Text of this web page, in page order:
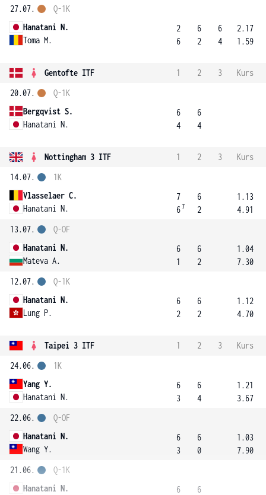
27.07.
Hanatani N.
Toma M.
Q-1K
2
6
6
2
6
4
2.17
1.59
Gentofte ITF 1 2 3
Kurs
20.07.
Bergqvist S.
Hanatani N.
Q-1K
6
4
6
4
Nottingham 3 ITF 1 2 3
Kurs
14.07.
Vlasselaer C.
Hanatani N.
1K
7
67
6
2
1.13
4.91
13.07.
Hanatani N.
Mateva A.
Q-OF
6
1
6
2
1.04
7.30
12.07.
Hanatani N.
Lung P.
Q-1K
6
2
6
2
1.12
4.70
Taipei 3 ITF 1 2 3
Kurs
24.06.
Yang Y.
Hanatani N.
1K
6
3
6
4
1.21
3.67
22.06.
Hanatani N.
Wang Y.
Q-OF
6
3
6
0
1.03
7.90
21.06.
Hanatani N.
Q-1K
6
6